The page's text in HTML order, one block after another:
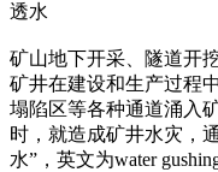
透水
矿山地下开采、隧道开
矿井在建设和生产过程
塌陷区等各种通道涌入
时，就造成矿井水灾，
水”，英文为water